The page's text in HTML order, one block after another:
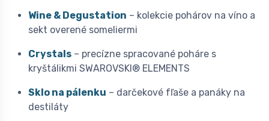
Wine & Degustation – kolekcie pohárov na víno a
sekt overené someliermi
Crystals – precízne spracované poháre s
kryštálikmi SWAROVSKI® ELEMENTS
Sklo na pálenku – darčekové fľaše a panáky na
destiláty